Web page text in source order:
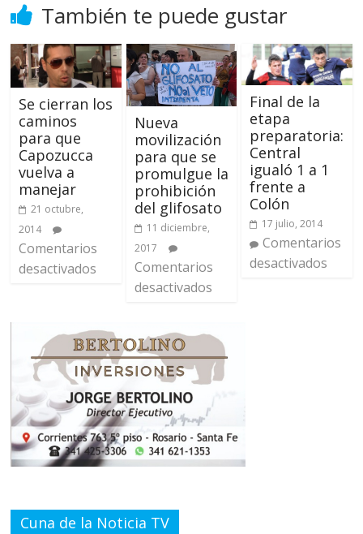
También te puede gustar
Se cierran los
caminos
para que
Capozucca
vuelva a
manejar
21 octubre,
2014
Comentarios
desactivados
Nueva
movilización
para que se
promulgue la
prohibición
del glifosato
11 diciembre,
2017
Comentarios
desactivados
Final de la
etapa
preparatoria:
Central
igualó 1 a 1
frente a
Colón
17 julio, 2014
Comentarios
desactivados
Cuna de la Noticia TV